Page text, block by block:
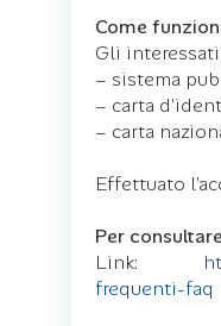
Come
Gli
– sistema
– carta
– carta
Effettuato
Per
Link:
frequenti-faq